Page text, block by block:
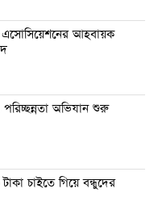
আহবায়ক
অভিযান শুরু
চাইতে গিয়ে বন্ধুদের